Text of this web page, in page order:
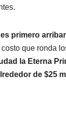
primero
que ronda
la Eterna
de $25